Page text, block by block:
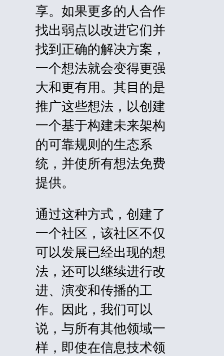
享。如果更多的人合作
找出弱点以改进它们并
找到正确的解决方案，
一个想法就会变得更强
大和更有用。其目的是
推广这些想法，以创建
一个基于构建未来架构
的可靠规则的生态系
统，并使所有想法免费
提供。
通过这种方式，创建了
一个社区，该社区不仅
可以发展已经出现的想
法，还可以继续进行改
进、演变和传播的工
作。因此，我们可以
说，与所有其他领域一
样，即使在信息技术领